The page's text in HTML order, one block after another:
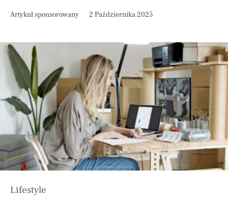
Artykuł sponsorowany 2 Października 2025
Lifestyle